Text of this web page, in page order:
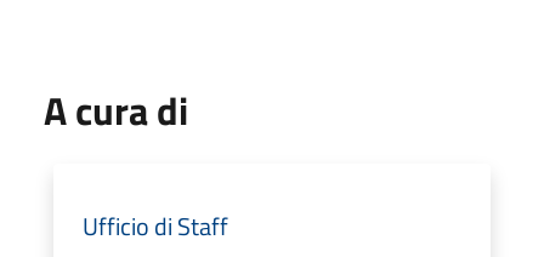
A cura di
Ufficio di Staff